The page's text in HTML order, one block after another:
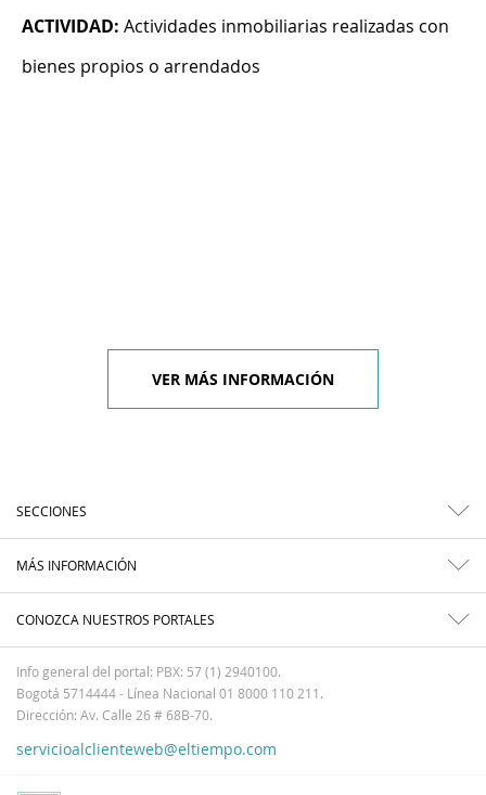
ACTIVIDAD: Actividades inmobiliarias realizadas con
bienes propios o arrendados
VER MÁS INFORMACIÓN
SECCIONES
MÁS INFORMACIÓN
CONOZCA NUESTROS PORTALES
Info general del portal: PBX: 57 (1) 2940100.
Bogotá 5714444 - Línea Nacional 01 8000 110 211.
Dirección: Av. Calle 26 # 68B-70.
servicioalclienteweb@eltiempo.com